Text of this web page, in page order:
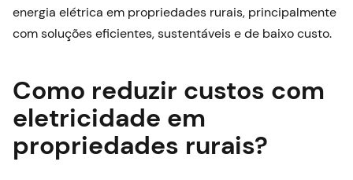
energia elétrica em propriedades rurais, principalmente
com soluções eficientes, sustentáveis e de baixo custo.
Como reduzir custos com
eletricidade em
propriedades rurais?